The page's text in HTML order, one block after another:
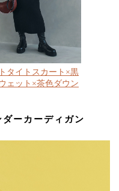
タイトスカート×黒
ェット×茶色ダウン
ーカーディガン